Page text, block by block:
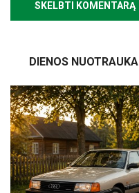
DIENOS NUOTRAUKA